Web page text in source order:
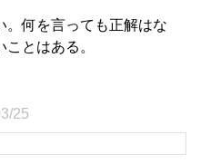
。何を言っても正解はな
とはある。
25